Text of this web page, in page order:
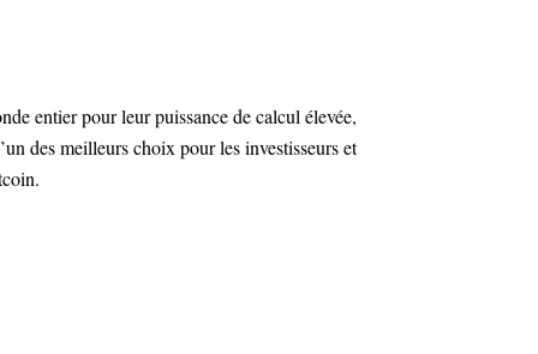
entier pour leur puissance de calcul élevée,
des meilleurs choix pour les investisseurs et